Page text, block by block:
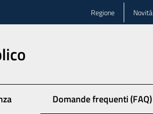
Regione Novità
Domande frequenti (FAQ)
Menu selezionato